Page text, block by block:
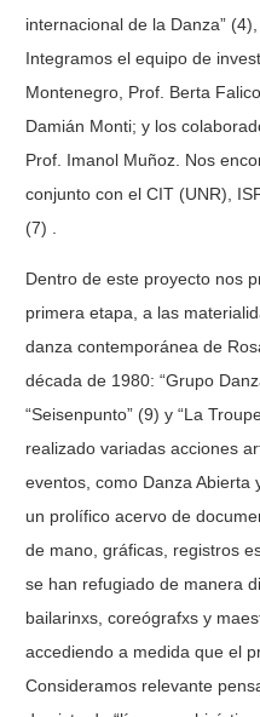
internacional de la Danza”
Integramos el equipo de
Montenegro, Prof. Berta
Damián Monti; y los
Prof. Imanol Muñoz. Nos
conjunto con el CIT (UNR),
(7) .
Dentro de este proyecto nos
primera etapa, a las
danza contemporánea de
década de 1980: “Grupo
“Seisenpunto” (9) y “La
realizado variadas acciones
eventos, como Danza Abierta
un prolífico acervo de
de mano, gráficas, registros
se han refugiado de manera
bailarinxs, coreógrafxs y
accediendo a medida que el
Consideramos relevante